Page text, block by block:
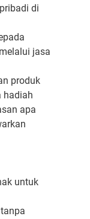
di
jasa
produk
hadiah
apa
untuk